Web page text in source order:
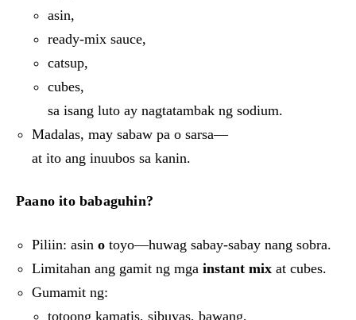
asin,
ready-mix sauce,
catsup,
cubes,
sa isang luto ay nagtatambak ng sodium.
Madalas, may sabaw pa o sarsa—
at ito ang inuubos sa kanin.
Paano ito babaguhin?
Piliin: asin o toyo—huwag sabay-sabay nang sobra.
Limitahan ang gamit ng mga instant mix at cubes.
Gumamit ng:
totoong kamatis, sibuyas, bawang,